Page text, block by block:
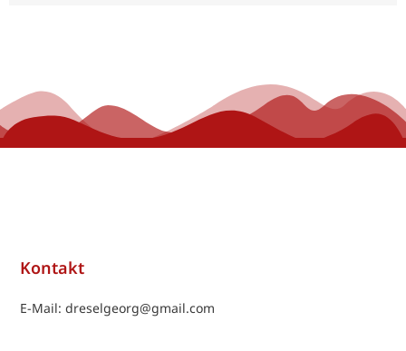
Kontakt
E-Mail: dreselgeorg@gmail.com